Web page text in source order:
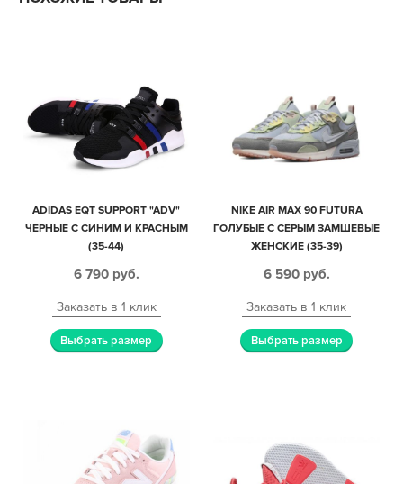
ADIDAS EQT SUPPORT "ADV"
ЧЕРНЫЕ С СИНИМ И КРАСНЫМ
(35-44)
6 790 руб.
Заказать в 1 клик
Выбрать размер
NIKE AIR MAX 90 FUTURA
ГОЛУБЫЕ С СЕРЫМ ЗАМШЕВЫЕ
ЖЕНСКИЕ (35-39)
6 590 руб.
Заказать в 1 клик
Выбрать размер